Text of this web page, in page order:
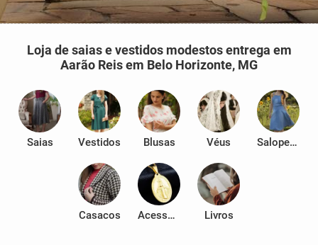
Loja de saias e vestidos modestos entrega em
Aarão Reis em Belo Horizonte, MG
Saias Vestidos Blusas Véus Salopetes
Casacos Acessórios Livros